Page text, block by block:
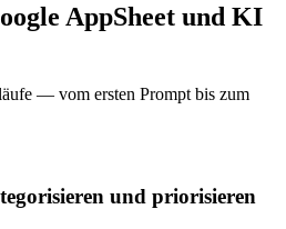
AppSheet und KI
— vom ersten Prompt bis zum
und priorisieren